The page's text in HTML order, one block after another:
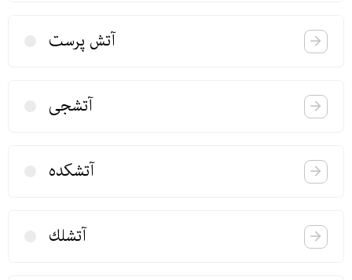
آتش پرست
آتشجی
آتشكده
آتشلك